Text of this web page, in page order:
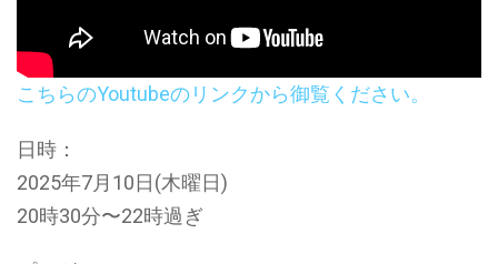
こちらのYoutubeのリンクから御覧ください。
日時：
2025年7月10日(木曜日)
20時30分〜22時過ぎ